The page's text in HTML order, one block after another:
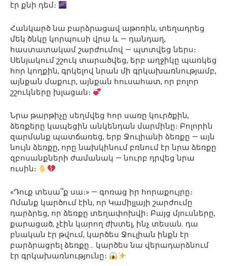
էր քնի դեմ։
Հանկարծ նա բարձրացավ աթոռին, տեղադրեց
մեկ ծնկը կորպուսի վրա և — դանդաղ,
հաստատակամ շարժումով — պտտվեց ներս։
Սենյակում շշուկ տարածվեց, երբ աղջիկը պառկեց
հոր կողքին, գրկելով նրան մի գրկախառնությամբ,
այնքան մաքուր, այնքան հուսահատ, որ բոլոր
շշուկները խլացան։
Նրա թարթիչը սեղմվեց հոր սառը կուրծքին,
ձեռքերը կապեցին անկենդան մարմինը։ Բոլորին
զարմանք պատճառեց, երբ Ջուլիանի ձեռքը — այն
նույն ձեռքը, որը նախկինում բռնում էր նրա ձեռքը
զբոսանքների ժամանակ — նուրբ դրվեց նրա
ուսին։
«Դուք տեսա՞ք սա։» — գոռաց իր հորաքույրը։
Ոմանք կարծում էին, որ Կամիլլայի շարժումը
դարձրեց, որ ձեռքը տեղափոխվի։ Բայց մյուսները,
քարացած, չէին կարող ժխտել, ինչ տեսան. դա
բնական էր թվում, կարծես Ջուլիան ինքն էր
բարձրացրել ձեռքը… կարծես նա վերադարձնում
էր գրկախառնությունը։